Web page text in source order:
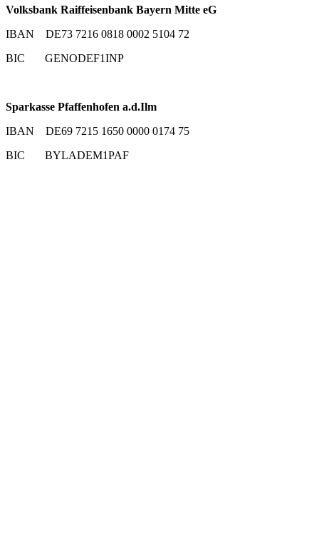
Volksbank Raiffeisenbank Bayern Mitte eG
IBAN DE73 7216 0818 0002 5104 72
BIC GENODEF1INP
Sparkasse Pfaffenhofen a.d.Ilm
IBAN DE69 7215 1650 0000 0174 75
BIC BYLADEM1PAF